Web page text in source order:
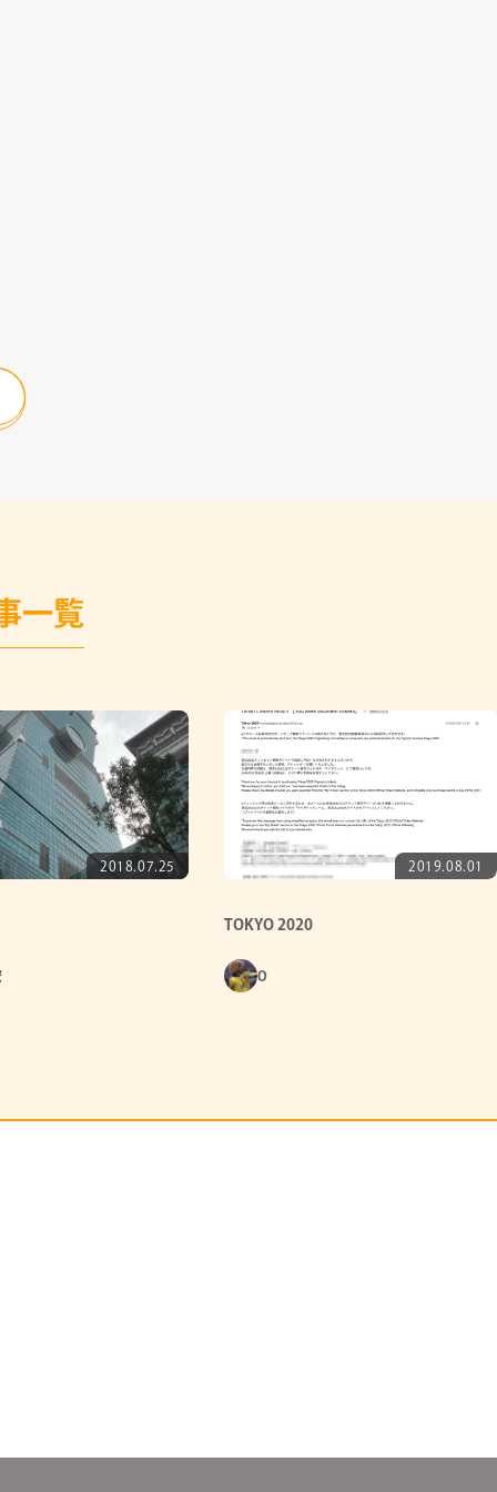
一覧
2018.07.25 2019.08.01
TOKYO 2020
O